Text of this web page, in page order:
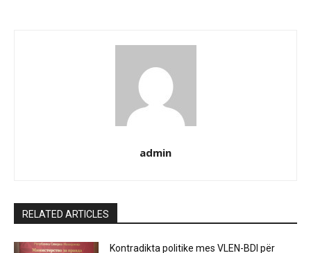
admin
RELATED ARTICLES
Kontradikta politike mes VLEN-BDI për